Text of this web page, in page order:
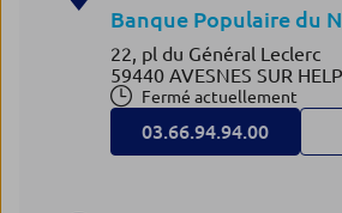
Banque Populaire du
22, pl du Général Leclerc
59440 AVESNES SUR
Fermé actuellement
03.66.94.94.00